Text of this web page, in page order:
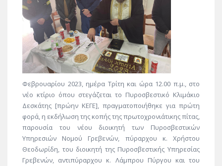
Φεβρουαρίου 2023, ημέρα Τρίτη και ώρα 12.00 π.μ., στο
νέο κτίριο όπου στεγάζεται το Πυροσβεστικό Κλιμάκιο
Δεσκάτης [πρώην ΚΕΓΕ], πραγματοποιήθηκε για πρώτη
φορά, η εκδήλωση της κοπής της πρωτοχρονιάτικης πίτας,
παρουσία του νέου διοικητή των Πυροσβεστικών
Υπηρεσιών Νομού Γρεβενών, πύραρχου κ. Χρήστου
Θεοδωρίδη, του διοικητή της Πυροσβεστικής Υπηρεσίας
Γρεβενών, αντιπύραρχου κ. Λάμπρου Πύργου και του